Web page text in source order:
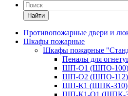
Найти
Противопожарные двери и
Шкафы пожарные
Шкафы пожарные
Пеналы для
ШП-О1 (ШПО-100)
ШП-О2 (ШПО-112)
ШП-К1 (ШПК-310)
ШП-К1-О1 (ШПК-